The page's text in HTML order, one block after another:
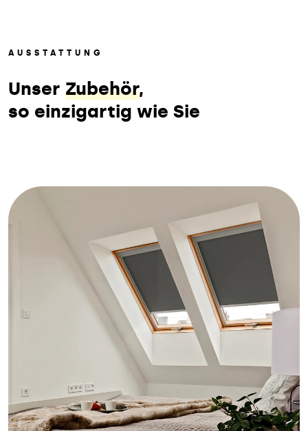
AUSSTATTUNG
Unser Zubehör,
so einzigartig wie Sie